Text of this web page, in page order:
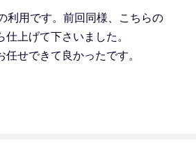
利用です。前回同様、こちらの
上げて下さいました。
せできて良かったです。